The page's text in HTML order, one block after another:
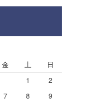
金 土
日
1
2
7 8
9